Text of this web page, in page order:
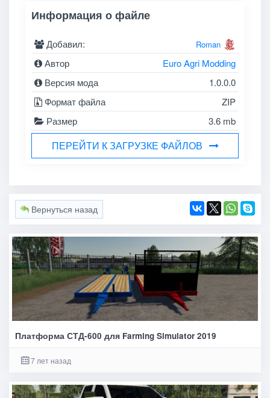
Информация о файле
Добавил: Roman
Автор
Euro Agri Modding
Версия мода
1.0.0.0
Формат файла
ZIP
Размер
3.6 mb
ПЕРЕЙТИ К ЗАГРУЗКЕ ФАЙЛОВ
Вернуться назад
Платформа СТД-600 для Farming Simulator 2019
7 лет назад